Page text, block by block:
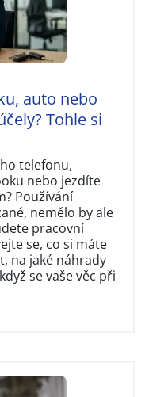
auto nebo
Tohle si
telefonu,
nebo jezdíte
Používání
nemělo by ale
pracovní
se, co si máte
na jaké náhrady
se vaše věc při